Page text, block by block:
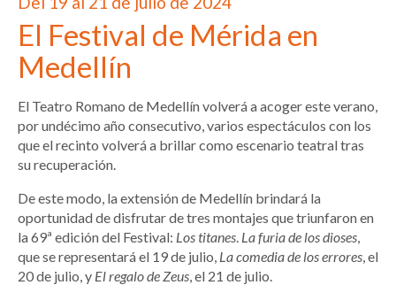
El Festival de Mérida en
Medellín
El Teatro Romano de Medellín volverá a acoger este verano,
por undécimo año consecutivo, varios espectáculos con los
que el recinto volverá a brillar como escenario teatral tras
su recuperación.
De este modo, la extensión de Medellín brindará la
oportunidad de disfrutar de tres montajes que triunfaron en
la 69ª edición del Festival: Los titanes La furia de los dioses
que se representará el 19 de julio, La comedia de los errores , el
20 de julio, y El regalo de Zeus , el 21 de julio.